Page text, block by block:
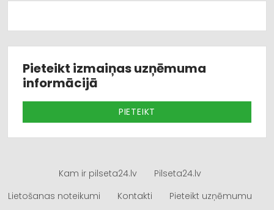
Pieteikt izmaiņas uzņēmuma
informācijā
PIETEIKT
Kam ir pilseta24.lv
Pilseta24.lv
Lietošanas noteikumi
Kontakti Pieteikt uzņēmumu